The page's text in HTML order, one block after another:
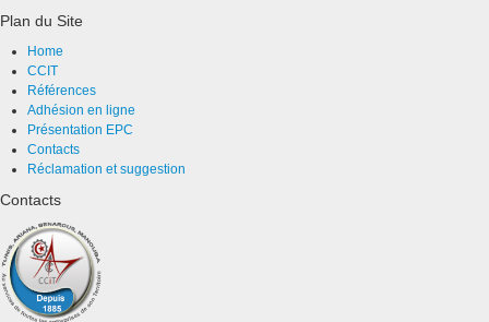
Plan du Site
Home
CCIT
Références
Adhésion en ligne
Présentation EPC
Contacts
Réclamation et suggestion
Contacts